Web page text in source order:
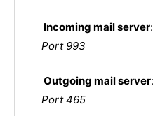
Incoming mail server:
Port 993
Outgoing mail server:
Port 465